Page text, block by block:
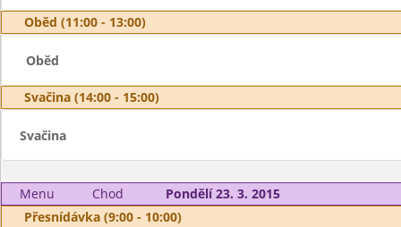
Oběd (11:00 - 13:00)
Oběd
Svačina (14:00 - 15:00)
Svačina
Menu Chod
Pondělí 23. 3. 2015
Přesnídávka (9:00 - 10:00)